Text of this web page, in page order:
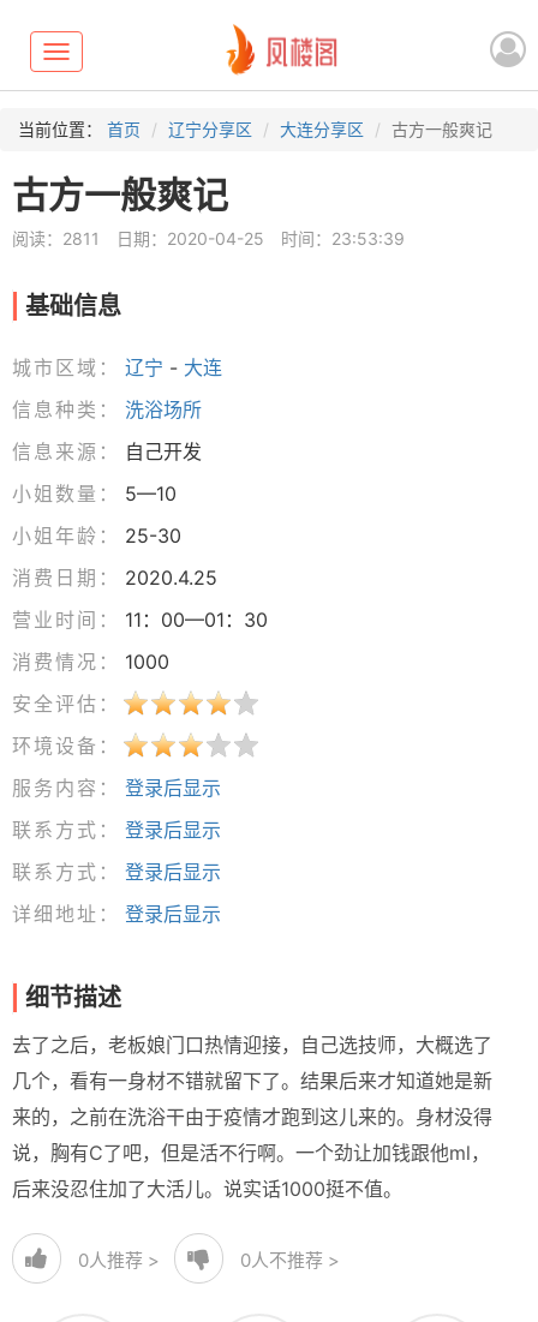
Toggle
navigation
当前位置： 首页 辽宁分享区 大连分享区 古方一般爽记
古方一般爽记
阅读：2811 日期：2020-04-25 时间：23:53:39
基础信息
城市区域： 辽宁 - 大连
信息种类：
洗浴场所
信息来源：
自己开发
小姐数量：
5—10
小姐年龄：
25-30
消费日期：
2020.4.25
营业时间：
11：00—01：30
消费情况：
1000
安全评估：
环境设备：
服务内容：
登录后显示
联系方式：
登录后显示
联系方式：
登录后显示
详细地址：
登录后显示
细节描述
去了之后，老板娘门口热情迎接，自己选技师，大概选了
几个，看有一身材不错就留下了。结果后来才知道她是新
来的，之前在洗浴干由于疫情才跑到这儿来的。身材没得
说，胸有C了吧，但是活不行啊。一个劲让加钱跟他ml，
后来没忍住加了大活儿。说实话1000挺不值。
0人推荐 > 0人不推荐 >